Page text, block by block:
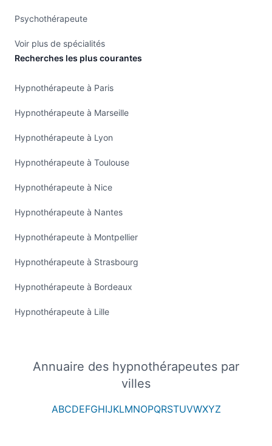
Psychothérapeute
Voir plus de spécialités
Recherches les plus courantes
Hypnothérapeute à Paris
Hypnothérapeute à Marseille
Hypnothérapeute à Lyon
Hypnothérapeute à Toulouse
Hypnothérapeute à Nice
Hypnothérapeute à Nantes
Hypnothérapeute à Montpellier
Hypnothérapeute à Strasbourg
Hypnothérapeute à Bordeaux
Hypnothérapeute à Lille
Annuaire des hypnothérapeutes par
villes
ABCDEFGHIJKLMNOPQRSTUVWXYZ